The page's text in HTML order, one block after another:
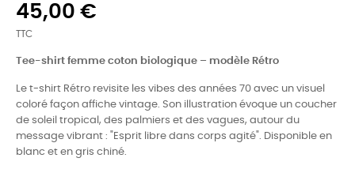
45,00 €
TTC
Tee-shirt femme coton biologique – modèle Rétro
Le t-shirt Rétro revisite les vibes des années 70 avec un visuel
coloré façon affiche vintage. Son illustration évoque un coucher
de soleil tropical, des palmiers et des vagues, autour du
message vibrant : "Esprit libre dans corps agité". Disponible en
blanc et en gris chiné.